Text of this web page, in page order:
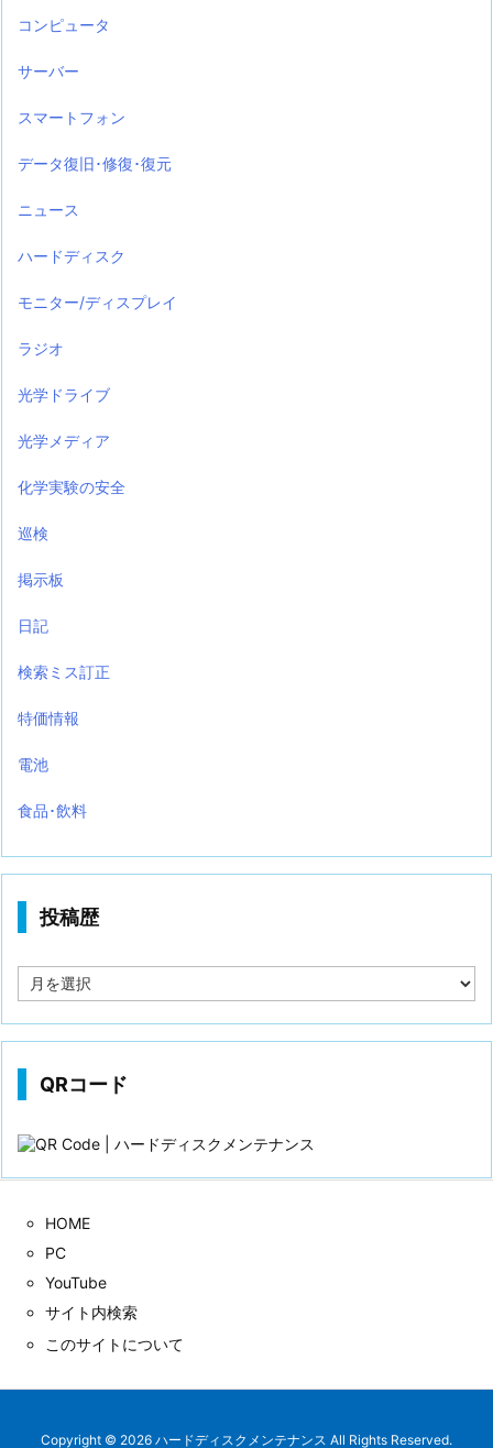
コンピュータ
サーバー
スマートフォン
データ復旧･修復･復元
ニュース
ハードディスク
モニター/ディスプレイ
ラジオ
光学ドライブ
光学メディア
化学実験の安全
巡検
掲示板
日記
検索ミス訂正
特価情報
電池
食品･飲料
投稿歴
稿
QRコード
HOME
PC
YouTube
サイト内検索
このサイトについて
Copyright © 2026 ハードディスクメンテナンス All Rights Reserved.